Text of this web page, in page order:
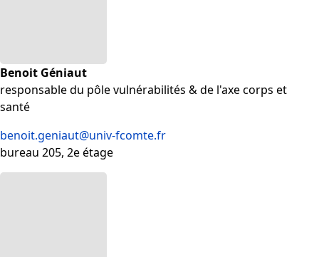
Benoit Géniaut
responsable du pôle vulnérabilités & de l'axe corps et
santé
benoit.geniaut@univ-fcomte.fr
bureau 205, 2e étage